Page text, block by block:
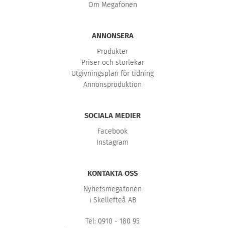
Om Megafonen
ANNONSERA
Produkter
Priser och storlekar
Utgivningsplan för tidning
Annonsproduktion
SOCIALA MEDIER
Facebook
Instagram
KONTAKTA OSS
Nyhetsmegafonen
i Skellefteå AB
Tel: 0910 - 180 95